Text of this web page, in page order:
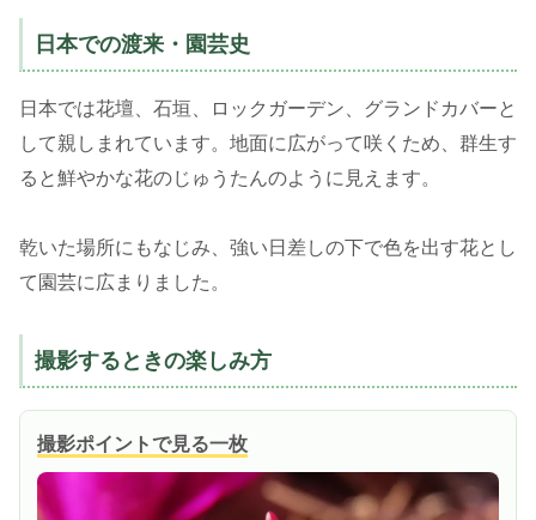
日本での渡来・園芸史
日本では花壇、石垣、ロックガーデン、グランドカバーと
して親しまれています。地面に広がって咲くため、群生す
ると鮮やかな花のじゅうたんのように見えます。
乾いた場所にもなじみ、強い日差しの下で色を出す花とし
て園芸に広まりました。
撮影するときの楽しみ方
撮影ポイントで見る一枚